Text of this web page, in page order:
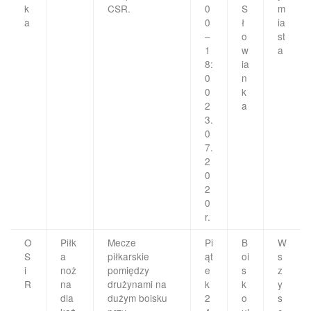
k
a
CSR.
0
0
–
1
8:
0
0
2
3.
0
7.
2
0
2
0
r.
S
ł
o
w
ia
n
k
a
m
ia
st
a
O
S
i
R
Piłk
a
noż
na
dla
Mecze
piłkarskie
pomiędzy
drużynami na
dużym boisku
Pi
ąt
e
k
2
B
oi
s
k
o
W
s
z
y
s